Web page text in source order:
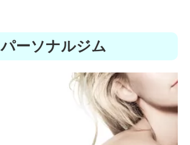
パーソナルジム